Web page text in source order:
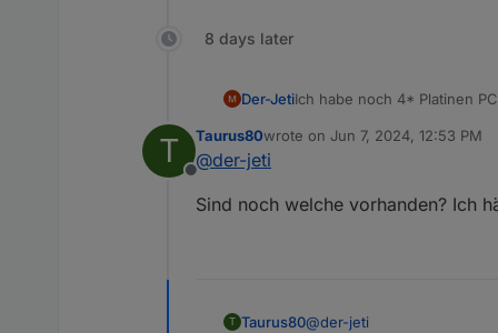
8 days later
Der-JetiIch habe noch 4* Platinen
T
Offline
Taurus80wrote on Jun 7, 2024, 12:53 PM
last edited by
@der-jeti
Sind noch welche vorhanden? Ich
T Taurus80@der-jeti